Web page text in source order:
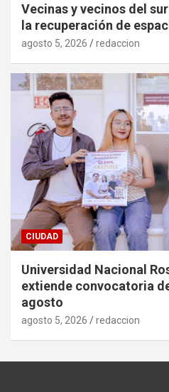
Vecinas y vecinos del
la recuperación de
agosto 5, 2026 redaccion
CIUDAD
Universidad Nacional
extiende convocatoria
agosto
agosto 5, 2026 redaccion